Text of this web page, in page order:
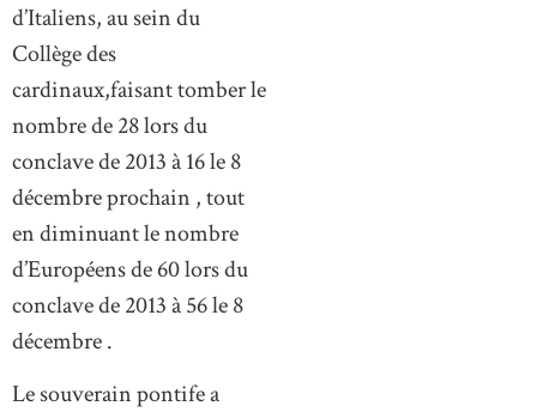
d’Italiens, au sein du
Collège des
cardinaux,faisant tomber le
nombre de 28 lors du
conclave de 2013 à 16 le 8
décembre prochain , tout
en diminuant le nombre
d’Européens de 60 lors du
conclave de 2013 à 56 le 8
décembre .
Le souverain pontife a